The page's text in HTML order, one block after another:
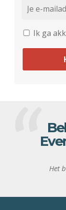
Ik ga
Het